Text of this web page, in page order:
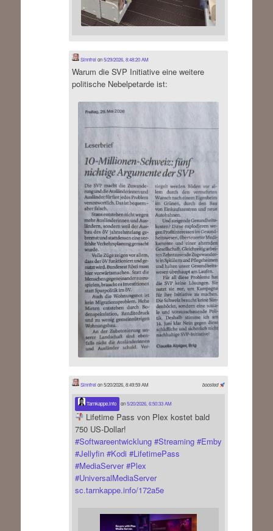
Sinnfreion5/29/2026, 8:48:20 AM
Warum die SVP Initiative eine weitere
politische Nebelpetarde ist:
boosted
Sinnfreion 5/20/2026, 8:49:59 AM
Tarnkappe.info on5/20/2026, 6:50:33 AM
Lifetime Pass von Plex kostet bald
750 US-Dollar!
#Softwareentwicklung #Streaming #Emby
#Jellyfin #Kodi #LifetimePass
#MediaServer #Plex
#UniversalMediaServer
sc.tarnkappe.info/172a5e